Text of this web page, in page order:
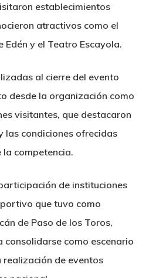
establecimientos
atractivos como el
Edén y el Teatro Escayola.
al cierre del evento
desde la organización como
visitantes, que destacaron
las condiciones ofrecidas
competencia.
de instituciones
que tuvo como
de Paso de los Toros,
consolidarse como escenario
de eventos